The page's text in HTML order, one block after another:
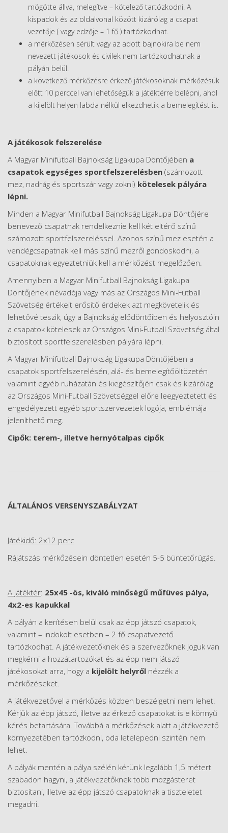
mögötte állva, melegítve – kötelező tartózkodni. A
kispadok és az oldalvonal között kizárólag a csapat
vezetője ( vagy edzője – 1 fő ) tartózkodhat.
a mérkőzésen sérült vagy az adott bajnokira be nem
nevezett játékosok és civilek nem tartózkodhatnak a
pályán belül.
a következő mérkőzésre érkező játékosoknak mérkőzésük
előtt 10 perccel van lehetőségük a játéktérre belépni, ahol
a kijelölt helyen labda nélkül elkezdhetik a bemelegítést is.
A játékosok felszerelése
A Magyar Minifutball Bajnokság Ligakupa Döntőjében a
csapatok egységes sportfelszerelésben (számozott
mez, nadrág és sportszár vagy zokni) kötelesek pályára
lépni.
Minden a Magyar Minifutball Bajnokság Ligakupa Döntőjére
benevező csapatnak rendelkeznie kell két eltérő színű
számozott sportfelszereléssel. Azonos színű mez esetén a
vendégcsapatnak kell más színű mezről gondoskodni, a
csapatoknak egyeztetniük kell a mérkőzést megelőzően.
Amennyiben a Magyar Minifutball Bajnokság Ligakupa
Döntőjének névadója vagy más az Országos Mini-Futball
Szövetség értékeit erősítő érdekek azt megkövetelik és
lehetővé teszik, úgy a Bajnokság elődöntőiben és helyosztóin
a csapatok kötelesek az Országos Mini-Futball Szövetség által
biztosított sportfelszerelésben pályára lépni.
A Magyar Minifutball Bajnokság Ligakupa Döntőjében a
csapatok sportfelszerelésén, alá- és bemelegítőöltözetén
valamint egyéb ruházatán és kiegészítőjén csak és kizárólag
az Országos Mini-Futball Szövetséggel előre leegyeztetett és
engedélyezett egyéb sportszervezetek logója, emblémája
jeleníthető meg.
Cipők: terem-, illetve hernyótalpas cipők
ÁLTALÁNOS VERSENYSZABÁLYZAT
Játékidő: 2x12 perc
Rájátszás mérkőzésein döntetlen esetén 5-5 büntetőrúgás.
A játéktér: 25x45 -ös, kiváló minőségű műfüves pálya,
4x2-es kapukkal
A pályán a kerítésen belül csak az épp játszó csapatok,
valamint – indokolt esetben – 2 fő csapatvezető
tartózkodhat. A játékvezetőknek és a szervezőknek joguk van
megkérni a hozzátartozókat és az épp nem játszó
játékosokat arra, hogy a kijelölt helyről nézzék a
mérkőzéseket.
A játékvezetővel a mérkőzés közben beszélgetni nem lehet!
Kérjük az épp játszó, illetve az érkező csapatokat is e könnyű
kérés betartására. Továbbá a mérkőzések alatt a játékvezető
környezetében tartózkodni, oda letelepedni szintén nem
lehet.
A pályák mentén a pálya szélén kérünk legalább 1,5 métert
szabadon hagyni, a játékvezetőknek több mozgásteret
biztosítani, illetve az épp játszó csapatoknak a tiszteletet
megadni.